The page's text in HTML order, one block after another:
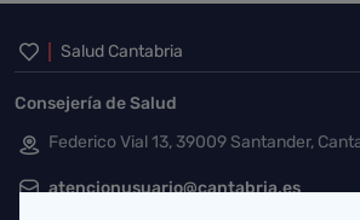
Inicio del pie de
Salud Cantabria
Consejería de Salud
Federico Vial 13, 39009 Santander,
atencionusuario@cantabria.es